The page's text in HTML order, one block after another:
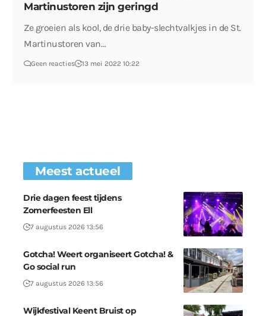
Martinustoren zijn geringd
Ze groeien als kool, de drie baby-slechtvalkjes in de St.
Martinustoren van…
Geen reacties 13 mei 2022 10:22
Meest actueel
Drie dagen feest tijdens
Zomerfeesten Ell
7 augustus 2026 13:56
Gotcha! Weert organiseert Gotcha! &
Go social run
7 augustus 2026 13:56
Wijkfestival Keent Bruist op